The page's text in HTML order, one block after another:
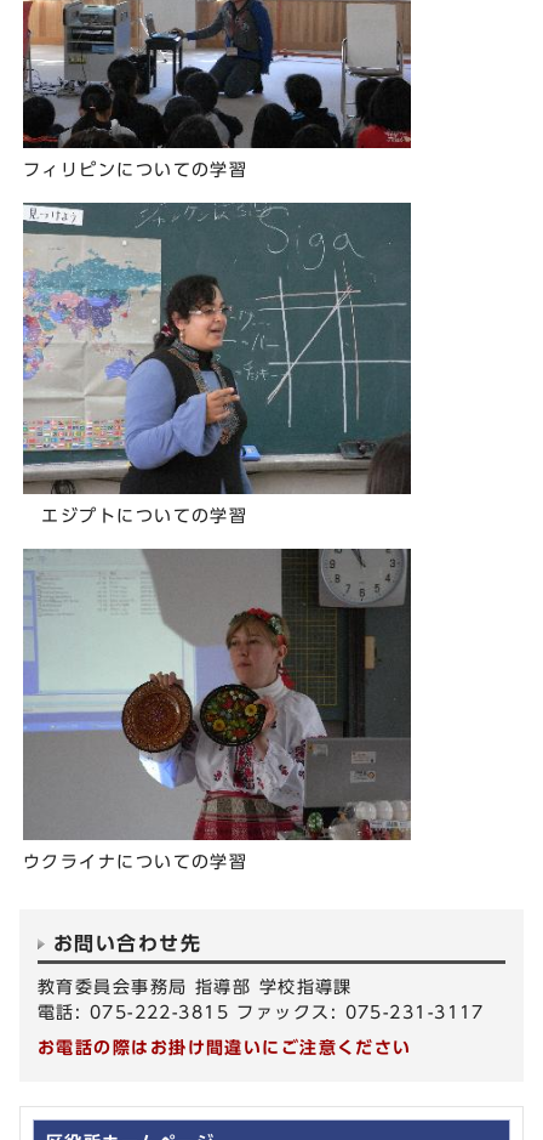
フィリピンについての学習
エジプトについての学習
ウクライナについての学習
お問い合わせ先
教育委員会事務局 指導部 学校指導課
電話: 075-222-3815 ファックス: 075-231-3117
お電話の際はお掛け間違いにご注意ください